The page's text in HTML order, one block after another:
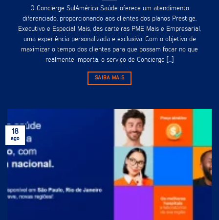
O Concierge SulAmérica Saúde oferece um atendimento
diferenciado, proporcionando aos clientes dos planos Prestige,
Executivo e Especial Mais, das carteiras PME Mais e Empresarial,
uma experiência personalizada e exclusiva. Com o objetivo de
maximizar o tempo dos clientes para que possam focar no que
realmente importa, o serviço de Concierge [...]
SAIBA MAIS
18
ago